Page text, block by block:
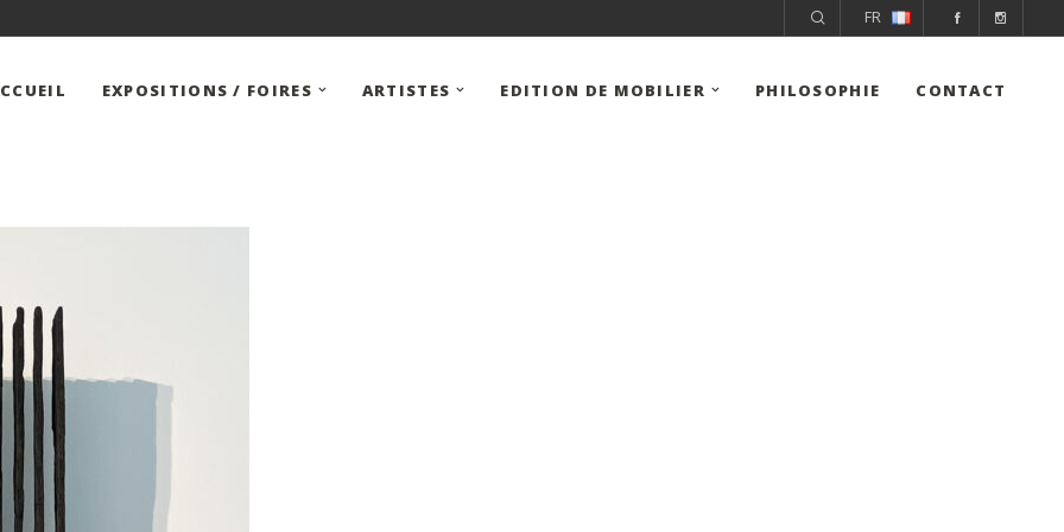
FR
EXPOSITIONS / FOIRES ARTISTES EDITION DE MOBILIER PHILOSOPHIE CONTACT